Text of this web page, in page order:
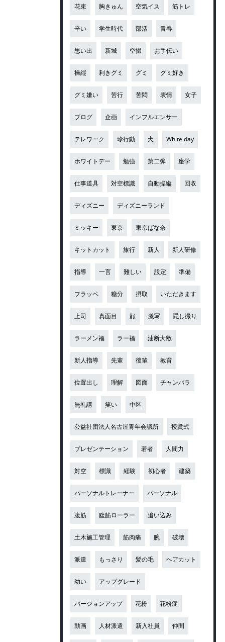
花束 胸きゅん 空気イス 筋トレ
辛い 学生時代 部活 青春
思い出 新城 空撮 お手伝い
操縦 利きグミ グミ グミ好き
グミ嫌い 苦行 苦悶 表情 女子
ブログ 企画 インフルエンサー
テレワーク 珍行動 犬 White day
ホワイトデー 勉強 第二弾 座学
仕事道具 対空標識 自動操縦 回収
ディズニー ディズニーランド
ミッキー 東京 東京ばな奈
キットカット 旅行 新人 新人研修
指導 一言 難しい 設定 準備
フラッペ 糖分 摂取 いただきます
上司 真面目 顔 激写 隠し撮り
ラーメン福 ラー福 油断大敵
新人指導 先輩 後輩 教育
位置出し 理解 図面 チャンバラ
無礼講 笑い 中区
公益社団法人名古屋青年会議所 授賞式
プレゼンテーション 若者 人間力
対空 標識 経験 初心者 建築
パーソナルトレーナー パーソナル
腹筋 腹筋ローラー 追い込み
土木施工管理 筋肉痛 腕 破壊
派遣 もっさり 髪の毛 ヘアカット
幼い アップグレード
バージョンアップ 花粉 花粉症
動画 人材派遣 新入社員 仲間